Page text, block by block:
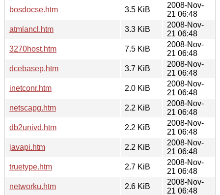
bosdocse.htm
3.5 KiB
2008-Nov-
21 06:48
atmlancl.htm
3.3 KiB
2008-Nov-
21 06:48
3270host.htm
7.5 KiB
2008-Nov-
21 06:48
dcebasep.htm
3.7 KiB
2008-Nov-
21 06:48
inetconr.htm
2.0 KiB
2008-Nov-
21 06:48
netscapg.htm
2.2 KiB
2008-Nov-
21 06:48
db2univd.htm
2.2 KiB
2008-Nov-
21 06:48
javapi.htm
2.2 KiB
2008-Nov-
21 06:48
truetype.htm
2.7 KiB
2008-Nov-
21 06:48
networku.htm
2.6 KiB
2008-Nov-
21 06:48